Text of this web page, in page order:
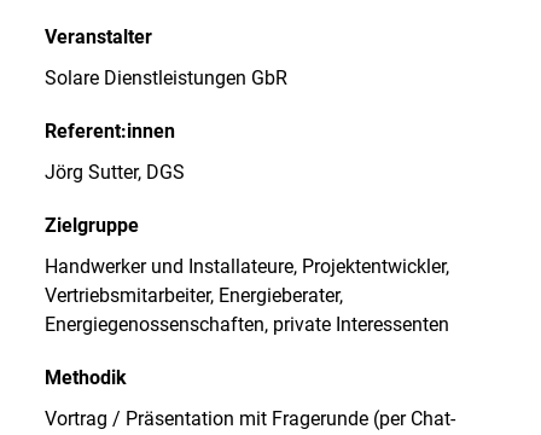
Veranstalter
Solare Dienstleistungen GbR
Referent:innen
Jörg Sutter, DGS
Zielgruppe
Handwerker und Installateure, Projektentwickler,
Vertriebsmitarbeiter, Energieberater,
Energiegenossenschaften, private Interessenten
Methodik
Vortrag / Präsentation mit Fragerunde (per Chat-